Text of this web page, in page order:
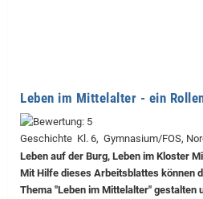
Leben im Mittelalter - ein
Geschichte Kl. 6, Gymnasium/FOS,
Leben auf der Burg, Leben im Kloster
Mit Hilfe dieses Arbeitsblattes können
Thema "Leben im Mittelalter" gestalten